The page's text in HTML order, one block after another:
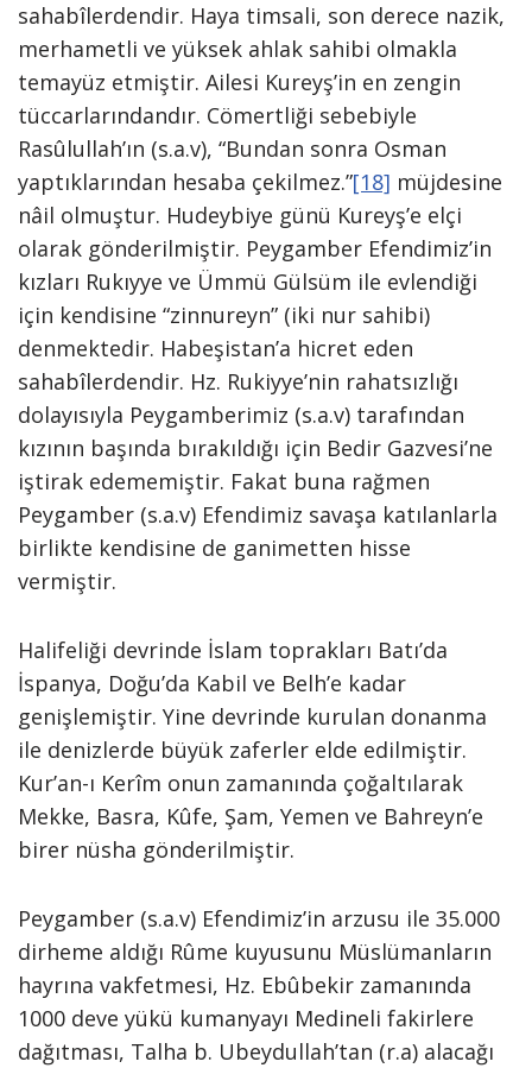
sahabîlerdendir. Haya timsali, son derece nazik,
merhametli ve yüksek ahlak sahibi olmakla
temayüz etmiştir. Ailesi Kureyş’in en zengin
tüccarlarındandır. Cömertliği sebebiyle
Rasûlullah’ın (s.a.v), “Bundan sonra Osman
yaptıklarından hesaba çekilmez.”[18] müjdesine
nâil olmuştur. Hudeybiye günü Kureyş’e elçi
olarak gönderilmiştir. Peygamber Efendimiz’in
kızları Rukıyye ve Ümmü Gülsüm ile evlendiği
için kendisine “zinnureyn” (iki nur sahibi)
denmektedir. Habeşistan’a hicret eden
sahabîlerdendir. Hz. Rukiyye’nin rahatsızlığı
dolayısıyla Peygamberimiz (s.a.v) tarafından
kızının başında bırakıldığı için Bedir Gazvesi’ne
iştirak edememiştir. Fakat buna rağmen
Peygamber (s.a.v) Efendimiz savaşa katılanlarla
birlikte kendisine de ganimetten hisse
vermiştir.
Halifeliği devrinde İslam toprakları Batı’da
İspanya, Doğu’da Kabil ve Belh’e kadar
genişlemiştir. Yine devrinde kurulan donanma
ile denizlerde büyük zaferler elde edilmiştir.
Kur’an-ı Kerîm onun zamanında çoğaltılarak
Mekke, Basra, Kûfe, Şam, Yemen ve Bahreyn’e
birer nüsha gönderilmiştir.
Peygamber (s.a.v) Efendimiz’in arzusu ile 35.000
dirheme aldığı Rûme kuyusunu Müslümanların
hayrına vakfetmesi, Hz. Ebûbekir zamanında
1000 deve yükü kumanyayı Medineli fakirlere
dağıtması, Talha b. Ubeydullah’tan (r.a) alacağı